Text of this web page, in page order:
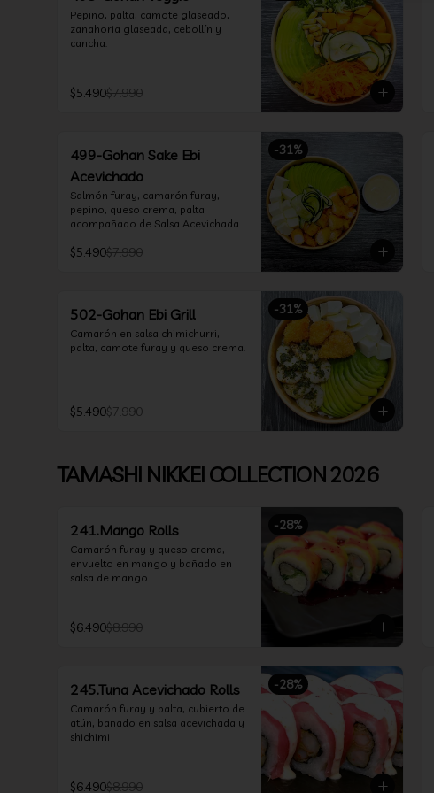
Pepino, palta, camote glaseado,
zanahoria glaseada, cebollín y
cancha.
$5.490$7.990
-31%
499-Gohan Sake Ebi
Acevichado
Salmón furay, camarón furay,
pepino, queso crema, palta
acompañado de Salsa Acevichada.
$5.490$7.990
-31%
502-Gohan Ebi Grill
Camarón en salsa chimichurri,
palta, camote furay y queso crema.
$5.490$7.990
TAMASHI NIKKEI COLLECTION 2026
-28%
241.Mango Rolls
Camarón furay y queso crema,
envuelto en mango y bañado en
salsa de mango
$6.490$8.990
-28%
245.Tuna Acevichado Rolls
Camarón furay y palta, cubierto de
atún, bañado en salsa acevichada y
shichimi
$6.490$8.990